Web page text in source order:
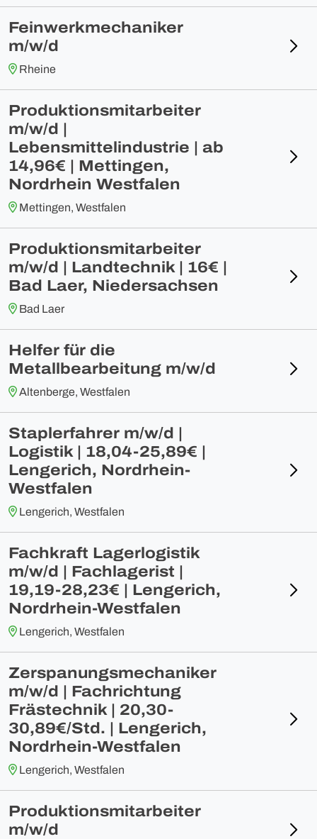
Feinwerkmechaniker
m/w/d
Rheine
Produktionsmitarbeiter
m/w/d |
Lebensmittelindustrie | ab
14,96€ | Mettingen,
Nordrhein Westfalen
Mettingen, Westfalen
Produktionsmitarbeiter
m/w/d | Landtechnik | 16€ |
Bad Laer, Niedersachsen
Bad Laer
Helfer für die
Metallbearbeitung m/w/d
Altenberge, Westfalen
Staplerfahrer m/w/d |
Logistik | 18,04-25,89€ |
Lengerich, Nordrhein-
Westfalen
Lengerich, Westfalen
Fachkraft Lagerlogistik
m/w/d | Fachlagerist |
19,19-28,23€ | Lengerich,
Nordrhein-Westfalen
Lengerich, Westfalen
Zerspanungsmechaniker
m/w/d | Fachrichtung
Frästechnik | 20,30-
30,89€/Std. | Lengerich,
Nordrhein-Westfalen
Lengerich, Westfalen
Produktionsmitarbeiter
m/w/d